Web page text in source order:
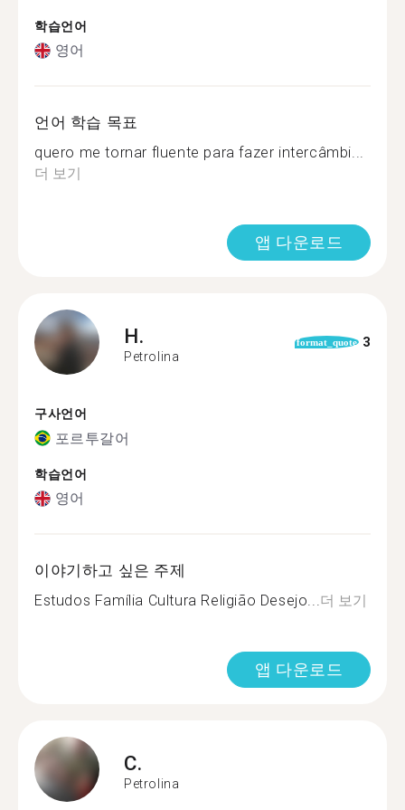
학습언어
영어
언어 학습 목표
quero me tornar fluente para fazer intercâmbi...
더 보기
앱 다운로드
H.
Petrolina
format_quote 3
구사언어
포르투갈어
학습언어
영어
이야기하고 싶은 주제
Estudos Família Cultura Religião Desejo...더 보기
앱 다운로드
C.
Petrolina